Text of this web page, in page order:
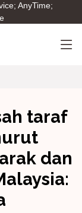
AnyTime;
taraf
dan